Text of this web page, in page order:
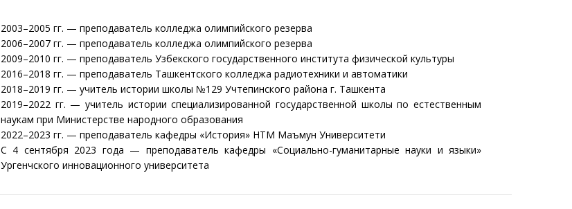
2003–2005 гг. — преподаватель колледжа олимпийского резерва
2006–2007 гг. — преподаватель колледжа олимпийского резерва
2009–2010 гг. — преподаватель Узбекского государственного института физической культуры
2016–2018 гг. — преподаватель Ташкентского колледжа радиотехники и автоматики
2018–2019 гг. — учитель истории школы №129 Учтепинского района г. Ташкента
2019–2022 гг. — учитель истории специализированной государственной школы по естественным
наукам при Министерстве народного образования
2022–2023 гг. — преподаватель кафедры «История» НТМ Маъмун Университети
С 4 сентября 2023 года — преподаватель кафедры «Социально-гуманитарные науки и языки»
Ургенчского инновационного университета